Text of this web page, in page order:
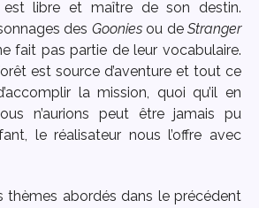
est libre et maître de son destin.
des Gooniesou deStranger
fait pas partie de leur vocabulaire.
est source d’aventure et tout ce
la mission, quoi qu’il en
n’aurions peut être jamais pu
le réalisateur nous l’offre avec
thèmes abordés dans le précédent